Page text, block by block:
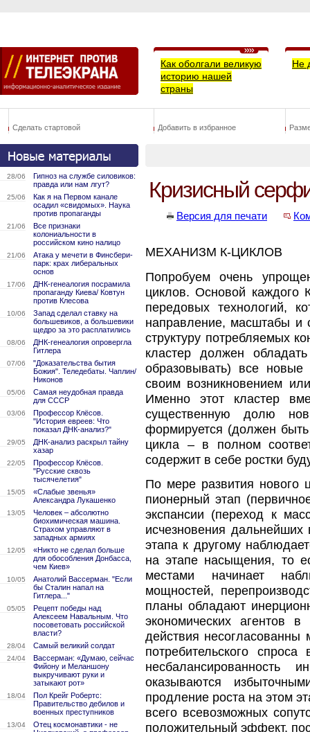
Как оболгали великую
историю нашей
страны
Не
Сделать стартовой Добавить в избранное
28/06
Гипноз на службе силовиков:
правда или нам лгут?
25/06
Как я на Первом канале
осадил «свидомых». Наука
против пропаганды
21/06
Все признаки
колониальности в
российском кино налицо
21/06
Атака у мечети в Финсбери-
парк: крах либеральных
основ
17/06
ДНК-генеалогия посрамила
пропаганду Киева/ Ковтун
против Клесова
10/06
Запад сделал ставку на
большевиков, а большевики
щедро за это расплатились
08/06
ДНК-генеалогия опровергла
Гитлера
07/06
"Доказательства бытия
Божия". Теледебаты. Чаплин/
Никонов
05/06
Самая неудобная правда
для СССР
03/06
Профессор Клёсов.
"История евреев: Что
показал ДНК-анализ?"
29/05
ДНК-анализ раскрыл тайну
хазар
22/05
Профессор Клёсов.
"Русские сквозь
тысячелетия"
15/05
«Слабые звенья»
Александра Лукашенко
13/05
Человек – абсолютно
биохимическая машина.
Страхом управляют в
западных армиях
12/05
«Никто не сделал больше
для обособления Донбасса,
чем Киев»
10/05
Анатолий Вассерман. "Если
бы Сталин напал на
Гитлера..."
05/05
Рецепт победы над
Алексеем Навальным. Что
посоветовать российской
власти?
28/04 Самый великий солдат
24/04
Вассерман: «Думаю, сейчас
Фийону и Меланшону
выкручивают руки и
затыкают рот»
18/04
Пол Крейг Робертс:
Правительство дебилов и
военных преступников
13/04
Отец космонавтики - не
Кризисный
Версия для печати
МЕХАНИЗМ К-ЦИКЛОВ
Попробуем очень
циклов. Основой каждого
передовых технологий,
направление, масштабы и
структуру потребляемых
кластер должен
образовывать) все
своим возникновением
Именно этот кластер
существенную долю
формируется (должен
цикла – в полном
содержит в себе ростки
По мере развития нового
пионерный этап
экспансии (переход к
исчезновения
этапа к другому
на этапе насыщения, то
местами начинает
мощностей,
планы обладают
экономических агентов
действия несогласованны
потребительского
оказываются
продление роста на этом
всего всевозможных
положительный эффект,